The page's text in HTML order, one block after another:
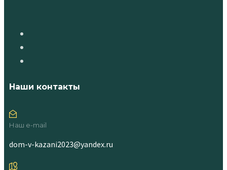
Наши контакты
Наш e-mail
dom-v-kazani2023@yandex.ru